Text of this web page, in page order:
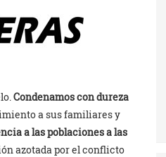
Condenamos con dureza
a sus familiares y
a las poblaciones a las
azotada por el conflicto